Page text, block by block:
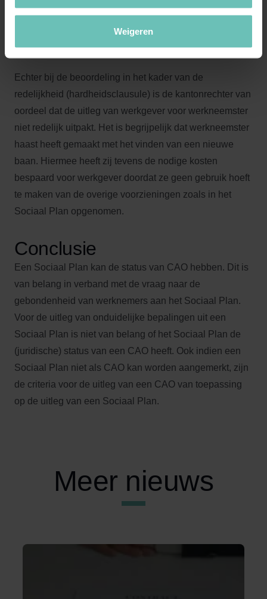
Weigeren
De kantonrechter komt tot de slotsom dat de
Echter bij de beoordeling in het kader van de
redelijkheid (hardheidsclausule) is de kantonrechter van
oordeel dat de uitleg van werkgever voor werkneemster
niet redelijk uitpakt. Het is begrijpelijk dat werkneemster
haast heeft gemaakt met het vinden van een nieuwe
baan. Hiermee heeft zij tevens de nodige kosten
bespaard voor werkgever doordat ze geen gebruik hoeft
te maken van de overige voorzieningen zoals in het
Sociaal Plan opgenomen.
Conclusie
Een Sociaal Plan kan de status van CAO hebben. Dit is
van belang in verband met de vraag naar de
gebondenheid van werknemers aan het Sociaal Plan.
Voor de uitleg van onduidelijke bepalingen uit een
Sociaal Plan is niet van belang of het Sociaal Plan de
(juridische) status van een CAO heeft. Ook indien een
Sociaal Plan niet als CAO kan worden aangemerkt, zijn
de criteria voor de uitleg van een CAO van toepassing
op de uitleg van een Sociaal Plan.
Meer nieuws